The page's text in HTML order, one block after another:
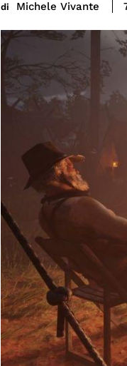
di Michele Vivante